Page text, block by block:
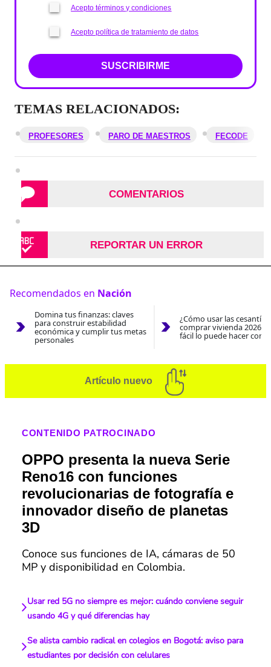
Acepto términos y condiciones
Acepto política de tratamiento de datos
SUSCRIBIRME
TEMAS RELACIONADOS:
PROFESORES PARO DE MAESTROS FECODE
COMENTARIOS
REPORTAR UN ERROR
Recomendados en Nación
Domina tus finanzas: claves
para construir estabilidad
económica y cumplir tus metas
personales
¿Cómo usar las
comprar vivienda 2026?
fácil lo puede hacer con
Artículo nuevo
CONTENIDO PATROCINADO
OPPO presenta la nueva Serie
Reno16 con funciones
revolucionarias de fotografía e
innovador diseño de planetas
3D
Conoce sus funciones de IA, cámaras de 50
MP y disponibilidad en Colombia.
Usar red 5G no siempre es mejor: cuándo conviene seguir
usando 4G y qué diferencias hay
Se alista cambio radical en colegios en Bogotá: aviso para
estudiantes por decisión con celulares